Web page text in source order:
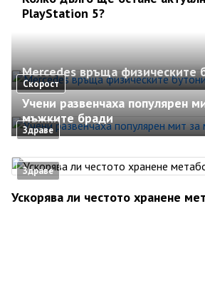
PlayStation 5?
Скорост
Mercedes връща физическите
Здраве
Учени развенчаха популярен
мъжките бради
Здраве
Ускорява ли честото хранене